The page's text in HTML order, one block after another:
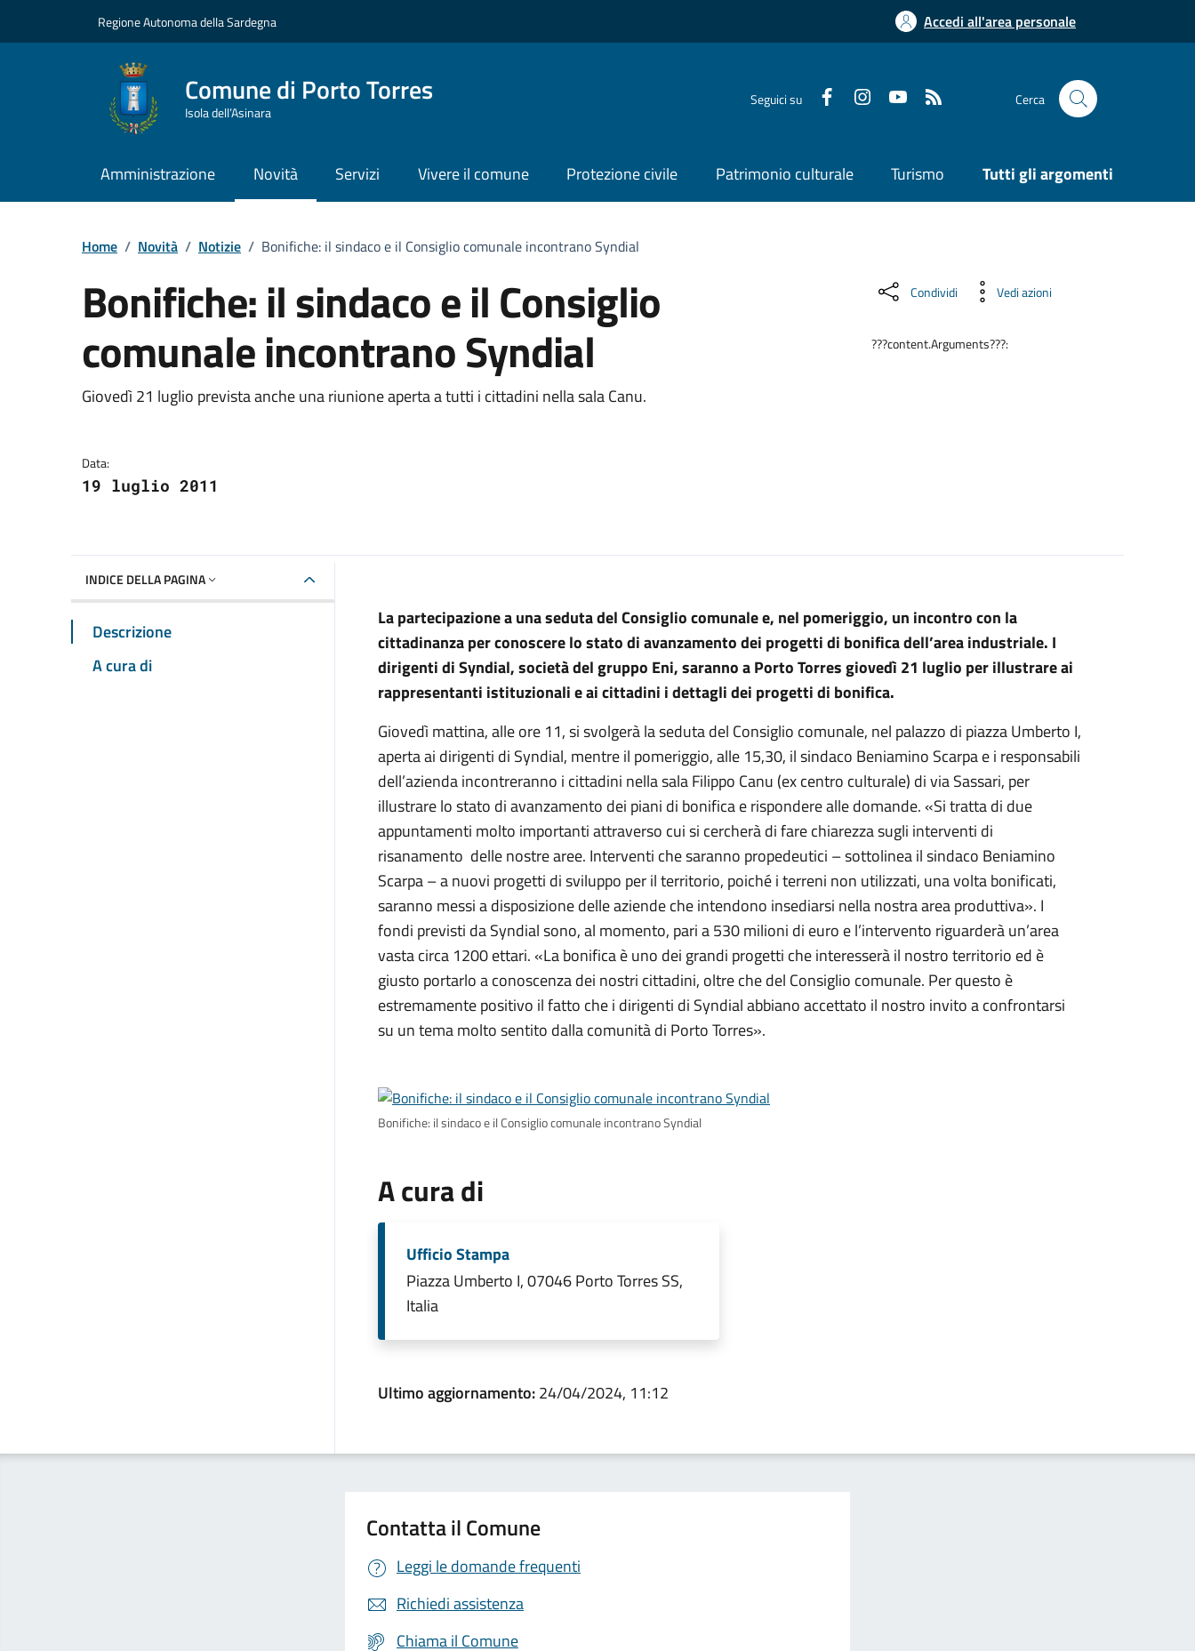
Regione Autonoma della Sardegna Accedi all'area personale
Comune di Porto Torres
Isola dell’Asinara
Seguici su Cerca
Amministrazione Novità Servizi Vivere il comune Protezione civile Patrimonio culturale Turismo Tutti gli argomenti
Home / Novità / Notizie / Bonifiche: il sindaco e il Consiglio comunale incontrano Syndial
Bonifiche: il sindaco e il Consiglio
comunale incontrano Syndial
Dettagli della notizia
Giovedì 21 luglio prevista anche una riunione aperta a tutti i cittadini nella sala Canu.
Data:
19 luglio 2011
Condividi Vedi azioni
???content.Arguments???:
INDICE DELLA PAGINA
Descrizione
A cura di
La partecipazione a una seduta del Consiglio comunale e, nel pomeriggio, un incontro con la
cittadinanza per conoscere lo stato di avanzamento dei progetti di bonifica dell’area industriale. I
dirigenti di Syndial, società del gruppo Eni, saranno a Porto Torres giovedì 21 luglio per illustrare ai
rappresentanti istituzionali e ai cittadini i dettagli dei progetti di bonifica.
Giovedì mattina, alle ore 11, si svolgerà la seduta del Consiglio comunale, nel palazzo di piazza Umberto I,
aperta ai dirigenti di Syndial, mentre il pomeriggio, alle 15,30, il sindaco Beniamino Scarpa e i responsabili
dell’azienda incontreranno i cittadini nella sala Filippo Canu (ex centro culturale) di via Sassari, per
illustrare lo stato di avanzamento dei piani di bonifica e rispondere alle domande. «Si tratta di due
appuntamenti molto importanti attraverso cui si cercherà di fare chiarezza sugli interventi di
risanamento delle nostre aree. Interventi che saranno propedeutici – sottolinea il sindaco Beniamino
Scarpa – a nuovi progetti di sviluppo per il territorio, poiché i terreni non utilizzati, una volta bonificati,
saranno messi a disposizione delle aziende che intendono insediarsi nella nostra area produttiva». I
fondi previsti da Syndial sono, al momento, pari a 530 milioni di euro e l’intervento riguarderà un’area
vasta circa 1200 ettari. «La bonifica è uno dei grandi progetti che interesserà il nostro territorio ed è
giusto portarlo a conoscenza dei nostri cittadini, oltre che del Consiglio comunale. Per questo è
estremamente positivo il fatto che i dirigenti di Syndial abbiano accettato il nostro invito a confrontarsi
su un tema molto sentito dalla comunità di Porto Torres».
Bonifiche: il sindaco e il Consiglio comunale incontrano Syndial
A cura di
Ufficio Stampa
Piazza Umberto I, 07046 Porto Torres SS,
Italia
Ultimo aggiornamento:24/04/2024, 11:12
Contatta il Comune
Leggi le domande frequenti
Richiedi assistenza
Chiama il Comune